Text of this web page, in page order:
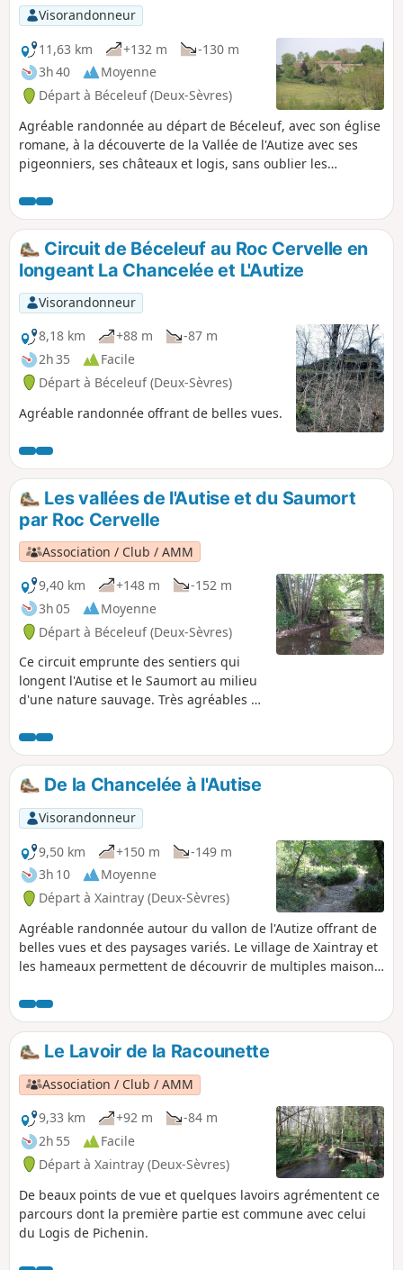
Visorandonneur
11,63 km
+132 m
-130 m
3h 40
Moyenne
Départ à Béceleuf (Deux-Sèvres)
Agréable randonnée au départ de Béceleuf, avec son église
romane, à la découverte de la Vallée de l'Autize avec ses
pigeonniers, ses châteaux et logis, sans oublier les
patrimoine et en nature, comme le Chêne de Pouzay. Au fil
de la promenade, ne pas manquer d'observer les barrières
de Gâtine, témoins du passé.
Circuit de Béceleuf au Roc Cervelle en
longeant La Chancelée et L'Autize
Visorandonneur
8,18 km
+88 m
-87 m
2h 35
Facile
Départ à Béceleuf (Deux-Sèvres)
Agréable randonnée offrant de belles vues.
Les vallées de l'Autise et du Saumort
par Roc Cervelle
Association / Club / AMM
9,40 km
+148 m
-152 m
3h 05
Moyenne
Départ à Béceleuf (Deux-Sèvres)
Ce circuit emprunte des sentiers qui
longent l'Autise et le Saumort au milieu
d'une nature sauvage. Très agréables à
chemins peuvent parfois être inondées
ou difficiles par temps de pluie.
De la Chancelée à l'Autise
Visorandonneur
9,50 km
+150 m
-149 m
3h 10
Moyenne
Départ à Xaintray (Deux-Sèvres)
Agréable randonnée autour du vallon de l'Autize offrant de
belles vues et des paysages variés. Le village de Xaintray et
les hameaux permettent de découvrir de multiples maisons
village. Le château de Gorre et des lavoirs complètent le
patrimoine bâti. Les vallons de l'Autize et de la Chancelée
sont des secteurs de nature préservée.
Le Lavoir de la Racounette
Association / Club / AMM
9,33 km
+92 m
-84 m
2h 55
Facile
Départ à Xaintray (Deux-Sèvres)
De beaux points de vue et quelques lavoirs agrémentent ce
parcours dont la première partie est commune avec celui
du Logis de Pichenin.